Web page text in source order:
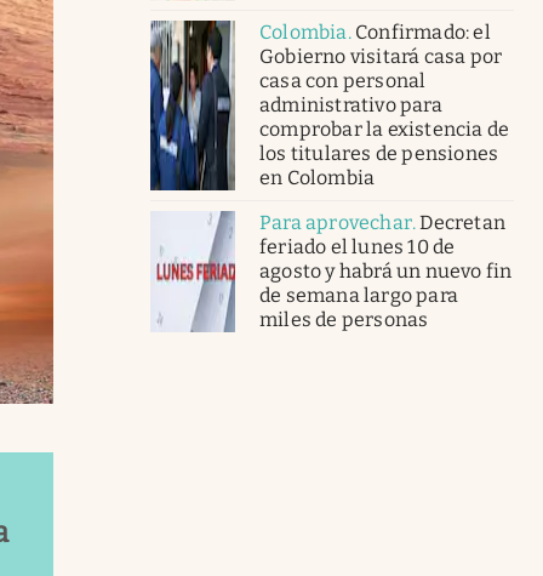
Colombia. Confirmado: el
Gobierno visitará casa por
casa con personal
administrativo para
comprobar la existencia de
los titulares de pensiones
en Colombia
Para aprovechar.Decretan
feriado el lunes 10 de
agosto y habrá un nuevo fin
de semana largo para
miles de personas